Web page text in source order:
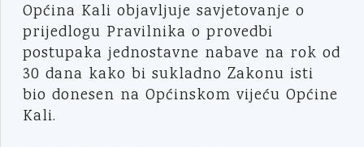
Općina Kali objavljuje savjetovanje o
prijedlogu Pravilnika o provedbi
postupaka jednostavne nabave na rok od
30 dana kako bi sukladno Zakonu isti
bio donesen na Općinskom vijeću Općine
Kali.